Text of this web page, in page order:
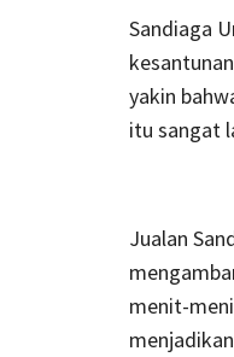
Sandiaga
yakin
itu sangat
Jualan
menit-